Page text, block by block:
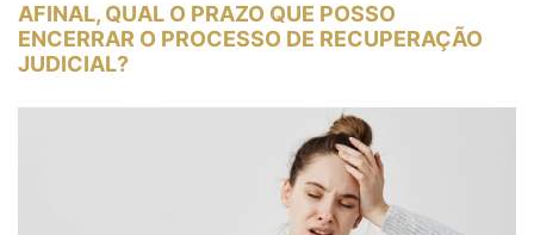
AFINAL, QUAL O PRAZO QUE POSSO
ENCERRAR O PROCESSO DE RECUPERAÇÃO
JUDICIAL?